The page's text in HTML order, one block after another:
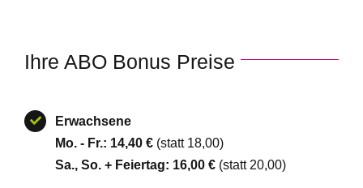
Ihre ABO Bonus Preise
Erwachsene
Mo. - Fr.: 14,40 € (statt 18,00)
Sa., So. + Feiertag: 16,00 € (statt 20,00)